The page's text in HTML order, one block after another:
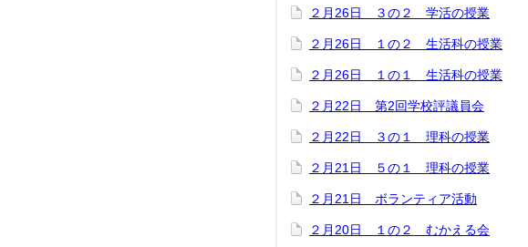
２月26日 ３の２ 学活の授業
２月26日 １の２ 生活科の授業
２月26日 １の１ 生活科の授業
２月22日 第2回学校評議員会
２月22日 ３の１ 理科の授業
２月21日 ５の１ 理科の授業
２月21日 ボランティア活動
２月20日 １の２ むかえる会